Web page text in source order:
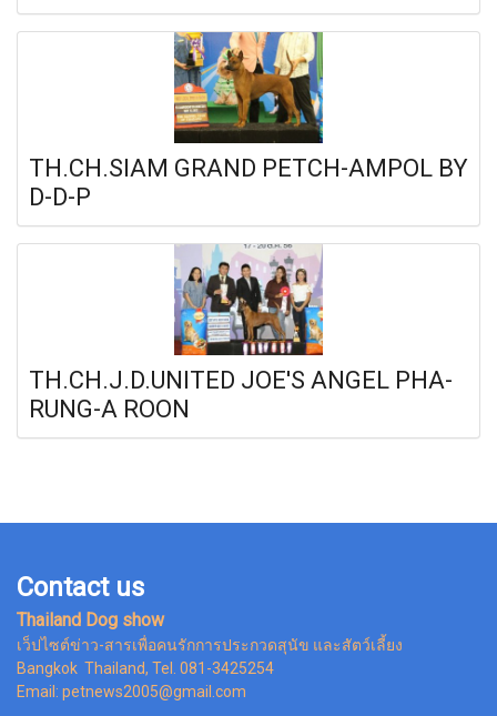
TH.CH.SIAM GRAND PETCH-AMPOL BY
D-D-P
TH.CH.J.D.UNITED JOE'S ANGEL PHA-
RUNG-A ROON
Contact us
Thailand Dog show
เว็ปไซต์ข่าว-สารเพื่อคนรักการประกวดสุนัข และสัตว์เลี้ยง
Bangkok Thailand, Tel. 081-3425254
Email: petnews2005@gmail.com